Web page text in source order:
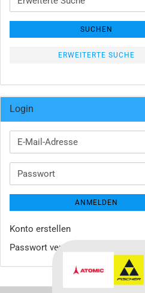
Suche
SUCHEN
ERWEITERTE SUCHE
Login
E-
Mail-
Passwort
ANMELDEN
Konto erstellen
Passwort vergessen?